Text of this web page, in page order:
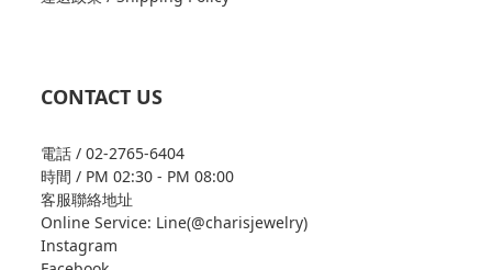
CONTACT US
電話 / 02-2765-6404
時間 / PM 02:30 - PM 08:00
客服聯絡地址
Online Service: Line(@charisjewelry)
Instagram